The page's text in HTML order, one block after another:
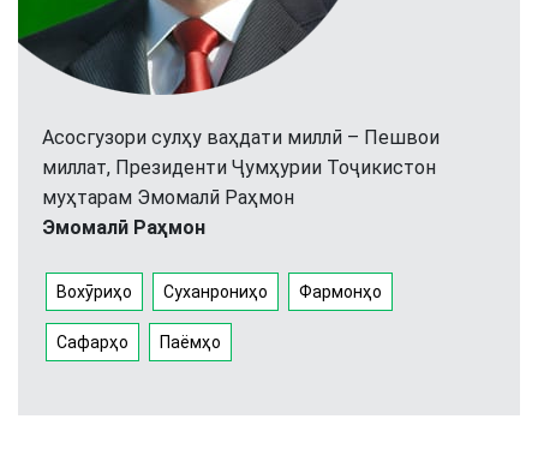
Асосгузори сулҳу ваҳдати миллӣ – Пешвои
миллат, Президенти Ҷумҳурии Тоҷикистон
муҳтарам Эмомалӣ Раҳмон
Эмомалӣ Раҳмон
Вохӯриҳо Суханрониҳо Фармонҳо
Сафарҳо Паёмҳо